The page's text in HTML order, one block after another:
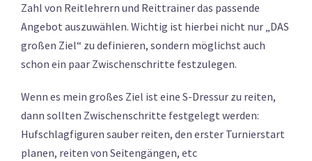
Zahl von Reitlehrern und Reittrainer das passende
Angebot auszuwählen. Wichtig ist hierbei nicht nur „DAS
großen Ziel“ zu definieren, sondern möglichst auch
schon ein paar Zwischenschritte festzulegen.
Wenn es mein großes Ziel ist eine S-Dressur zu reiten,
dann sollten Zwischenschritte festgelegt werden:
Hufschlagfiguren sauber reiten, den erster Turnierstart
planen, reiten von Seitengängen, etc